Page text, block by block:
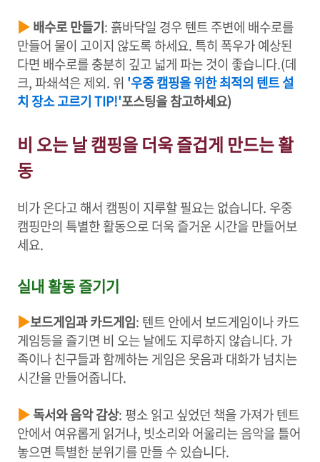
▶배수로 만들기: 흙바닥일 경우 텐트 주변에 배수로를
만들어 물이 고이지 않도록 하세요. 특히 폭우가 예상된
다면 배수로를 충분히 깊고 넓게 파는 것이 좋습니다.(데
크, 파쇄석은 제외. 위 '우중 캠핑을 위한 최적의 텐트 설
치 장소 고르기 TIP!'포스팅을 참고하세요)
비 오는 날 캠핑을 더욱 즐겁게 만드는 활
동
비가 온다고 해서 캠핑이 지루할 필요는 없습니다. 우중
캠핑만의 특별한 활동으로 더욱 즐거운 시간을 만들어보
세요.
실내 활동 즐기기
▶보드게임과 카드게임: 텐트 안에서 보드게임이나 카드
게임등을 즐기면 비 오는 날에도 지루하지 않습니다. 가
족이나 친구들과 함께하는 게임은 웃음과 대화가 넘치는
시간을 만들어줍니다.
▶독서와 음악 감상: 평소 읽고 싶었던 책을 가져가 텐트
안에서 여유롭게 읽거나, 빗소리와 어울리는 음악을 틀어
놓으면 특별한 분위기를 만들 수 있습니다.